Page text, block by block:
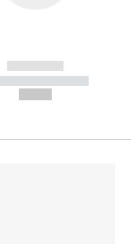
------------
-----------